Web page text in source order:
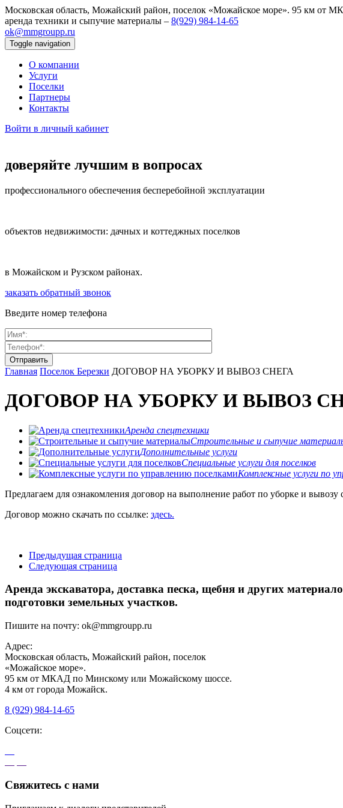
Московская область, Можайский район, поселок «Можайское море». 95 км от
аренда техники и сыпучие материалы – 8(929) 984‑14‑65
ok@mmgroupp.ru
Toggle navigation
О компании
Услуги
Поселки
Партнеры
Контакты
Войти в личный кабинет
доверяйте лучшим в вопросах
профессионального обеспечения бесперебойной эксплуатации
объектов недвижимости: дачных и коттеджных поселков
в Можайском и Рузском районах.
заказать обратный звонок
Введите номер телефона
Главная Поселок Березки ДОГОВОР НА УБОРКУ И ВЫВОЗ СНЕГА
ДОГОВОР НА УБОРКУ И ВЫВОЗ
Аренда спецтехники
Строительные и сыпучие
Дополнительные услуги
Специальные услуги для поселков
Комплексные услуги по
Предлагаем для ознакомления договор на выполнение работ по уборке и
Договор можно скачать по ссылке: здесь.
Предыдущая страница
Следующая страница
Аренда экскаватора, доставка песка, щебня и других
подготовки земельных участков.
Пишите на почту: ok@mmgroupp.ru
Адрес:
Московская область, Можайский район, поселок
«Можайское море».
95 км от МКАД по Минскому или Можайскому шоссе.
4 км от города Можайск.
8 (929) 984-14-65
Соцсети:
Свяжитесь с нами